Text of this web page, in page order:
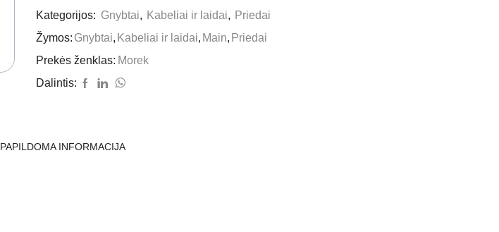
Kategorijos: Gnybtai, Kabeliai ir laidai, Priedai
Žymos: Gnybtai, Kabeliai ir laidai, Main, Priedai
Prekės ženklas: Morek
Dalintis:
PAPILDOMA INFORMACIJA